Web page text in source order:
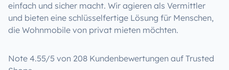
einfach und sicher macht. Wir agieren als Vermittler
und bieten eine schlüsselfertige Lösung für Menschen,
die Wohnmobile von privat mieten möchten.
Note 4.55/5 von 208 Kundenbewertungen auf Trusted